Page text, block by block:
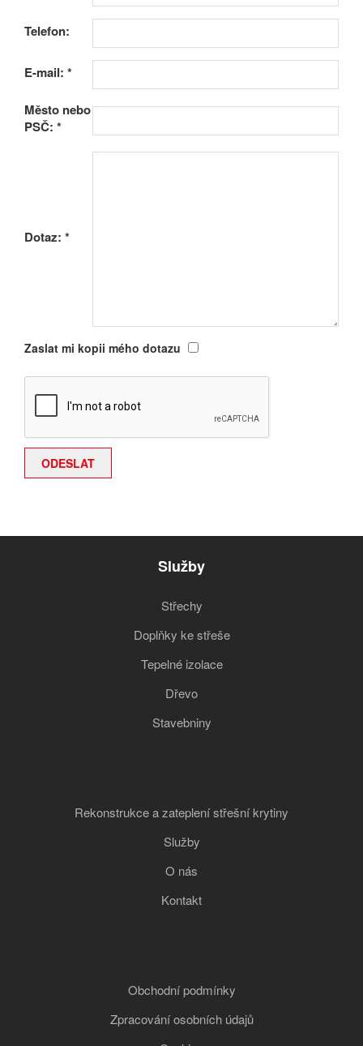
Telefon:
E-mail: *
Město nebo
PSČ: *
Dotaz: *
Zaslat mi kopii mého dotazu
Služby
Střechy
Doplňky ke střeše
Tepelné izolace
Dřevo
Stavebniny
Rekonstrukce a zateplení střešní krytiny
Služby
O nás
Kontakt
Obchodní podmínky
Zpracování osobních údajů